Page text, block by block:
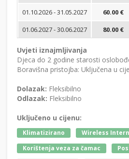
01.10.2026 - 31.05.2027
60.00 €
01.06.2027 - 30.06.2027
80.00 €
Uvjeti iznajmljivanja
Djeca do 2 godine starosti
Boravišna pristojba: Uključena u
Dolazak: Fleksibilno
Odlazak: Fleksibilno
Uključeno u cijenu:
Klimatizirano
Wireless
Korištenja veza za čamac